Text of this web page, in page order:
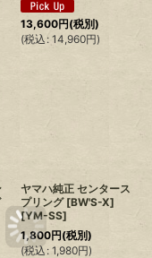
13,600円(税別)
(税込 : 14,960円)
ヤマハ純正 センタース
プリング [BW'S-X]
[YM-SS]
1,800円(税別)
(税込 : 1,980円)